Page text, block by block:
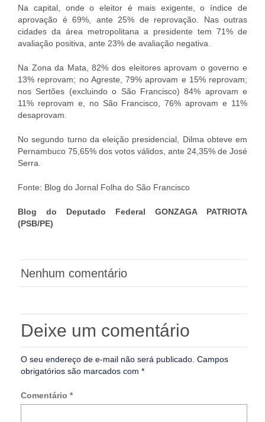
Na capital, onde o eleitor é mais exigente, o índice de
aprovação é 69%, ante 25% de reprovação. Nas outras
cidades da área metropolitana a presidente tem 71% de
avaliação positiva, ante 23% de avaliação negativa.
Na Zona da Mata, 82% dos eleitores aprovam o governo e
13% reprovam; no Agreste, 79% aprovam e 15% reprovam;
nos Sertões (excluindo o São Francisco) 84% aprovam e
11% reprovam e, no São Francisco, 76% aprovam e 11%
desaprovam.
No segundo turno da eleição presidencial, Dilma obteve em
Pernambuco 75,65% dos votos válidos, ante 24,35% de José
Serra.
Fonte: Blog do Jornal Folha do São Francisco
Blog do Deputado Federal GONZAGA PATRIOTA
(PSB/PE)
Nenhum comentário
Deixe um comentário
O seu endereço de e-mail não será publicado. Campos
obrigatórios são marcados com *
Comentário *